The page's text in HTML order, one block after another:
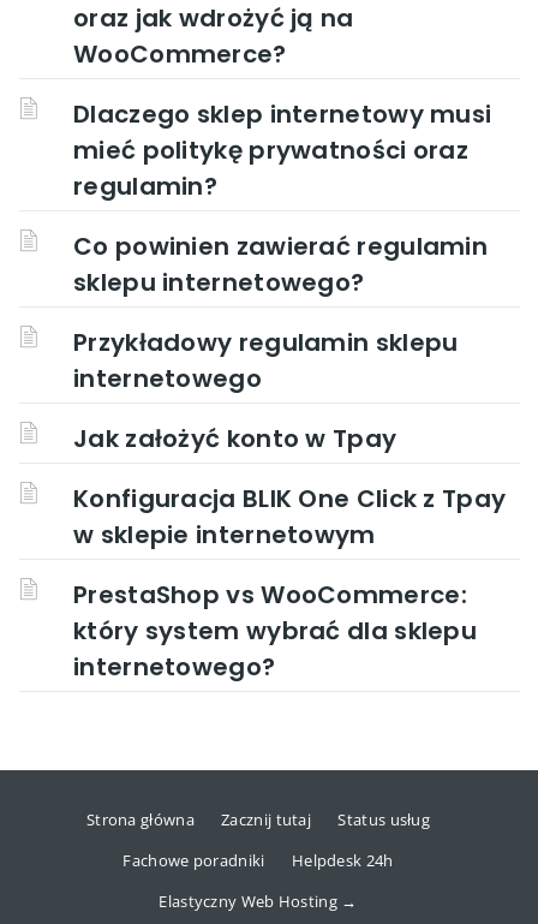
oraz jak wdrożyć ją na
WooCommerce?
Dlaczego sklep internetowy musi
mieć politykę prywatności oraz
regulamin?
Co powinien zawierać regulamin
sklepu internetowego?
Przykładowy regulamin sklepu
internetowego
Jak założyć konto w Tpay
Konfiguracja BLIK One Click z Tpay
w sklepie internetowym
PrestaShop vs WooCommerce:
który system wybrać dla sklepu
internetowego?
Strona główna Zacznij tutaj
Status usług
Fachowe poradniki
Helpdesk 24h
Elastyczny Web Hosting →